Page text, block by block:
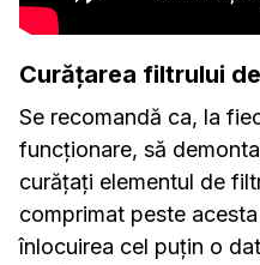
Curățarea filtrului
Se recomandă ca, la
funcționare, să
curățați elementul de
comprimat peste
înlocuirea cel puțin o